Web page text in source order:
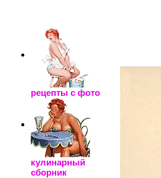
рецепты с фото
кулинарный
сборник